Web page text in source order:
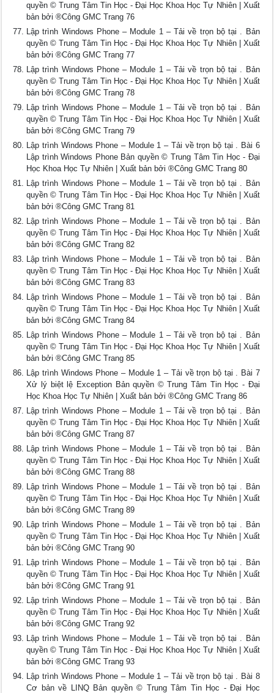
quyền © Trung Tâm Tin Học - Đại Học Khoa Học Tự Nhiên | Xuất
bản bởi ®Công GMC Trang 76
Lập trình Windows Phone – Module 1 – Tải về trọn bộ tại . Bản
quyền © Trung Tâm Tin Học - Đại Học Khoa Học Tự Nhiên | Xuất
bản bởi ®Công GMC Trang 77
Lập trình Windows Phone – Module 1 – Tải về trọn bộ tại . Bản
quyền © Trung Tâm Tin Học - Đại Học Khoa Học Tự Nhiên | Xuất
bản bởi ®Công GMC Trang 78
Lập trình Windows Phone – Module 1 – Tải về trọn bộ tại . Bản
quyền © Trung Tâm Tin Học - Đại Học Khoa Học Tự Nhiên | Xuất
bản bởi ®Công GMC Trang 79
Lập trình Windows Phone – Module 1 – Tải về trọn bộ tại . Bài 6
Lập trình Windows Phone Bản quyền © Trung Tâm Tin Học - Đại
Học Khoa Học Tự Nhiên | Xuất bản bởi ®Công GMC Trang 80
Lập trình Windows Phone – Module 1 – Tải về trọn bộ tại . Bản
quyền © Trung Tâm Tin Học - Đại Học Khoa Học Tự Nhiên | Xuất
bản bởi ®Công GMC Trang 81
Lập trình Windows Phone – Module 1 – Tải về trọn bộ tại . Bản
quyền © Trung Tâm Tin Học - Đại Học Khoa Học Tự Nhiên | Xuất
bản bởi ®Công GMC Trang 82
Lập trình Windows Phone – Module 1 – Tải về trọn bộ tại . Bản
quyền © Trung Tâm Tin Học - Đại Học Khoa Học Tự Nhiên | Xuất
bản bởi ®Công GMC Trang 83
Lập trình Windows Phone – Module 1 – Tải về trọn bộ tại . Bản
quyền © Trung Tâm Tin Học - Đại Học Khoa Học Tự Nhiên | Xuất
bản bởi ®Công GMC Trang 84
Lập trình Windows Phone – Module 1 – Tải về trọn bộ tại . Bản
quyền © Trung Tâm Tin Học - Đại Học Khoa Học Tự Nhiên | Xuất
bản bởi ®Công GMC Trang 85
Lập trình Windows Phone – Module 1 – Tải về trọn bộ tại . Bài 7
Xử lý biệt lệ Exception Bản quyền © Trung Tâm Tin Học - Đại
Học Khoa Học Tự Nhiên | Xuất bản bởi ®Công GMC Trang 86
Lập trình Windows Phone – Module 1 – Tải về trọn bộ tại . Bản
quyền © Trung Tâm Tin Học - Đại Học Khoa Học Tự Nhiên | Xuất
bản bởi ®Công GMC Trang 87
Lập trình Windows Phone – Module 1 – Tải về trọn bộ tại . Bản
quyền © Trung Tâm Tin Học - Đại Học Khoa Học Tự Nhiên | Xuất
bản bởi ®Công GMC Trang 88
Lập trình Windows Phone – Module 1 – Tải về trọn bộ tại . Bản
quyền © Trung Tâm Tin Học - Đại Học Khoa Học Tự Nhiên | Xuất
bản bởi ®Công GMC Trang 89
Lập trình Windows Phone – Module 1 – Tải về trọn bộ tại . Bản
quyền © Trung Tâm Tin Học - Đại Học Khoa Học Tự Nhiên | Xuất
bản bởi ®Công GMC Trang 90
Lập trình Windows Phone – Module 1 – Tải về trọn bộ tại . Bản
quyền © Trung Tâm Tin Học - Đại Học Khoa Học Tự Nhiên | Xuất
bản bởi ®Công GMC Trang 91
Lập trình Windows Phone – Module 1 – Tải về trọn bộ tại . Bản
quyền © Trung Tâm Tin Học - Đại Học Khoa Học Tự Nhiên | Xuất
bản bởi ®Công GMC Trang 92
Lập trình Windows Phone – Module 1 – Tải về trọn bộ tại . Bản
quyền © Trung Tâm Tin Học - Đại Học Khoa Học Tự Nhiên | Xuất
bản bởi ®Công GMC Trang 93
Lập trình Windows Phone – Module 1 – Tải về trọn bộ tại . Bài 8
Cơ bản về LINQ Bản quyền © Trung Tâm Tin Học - Đại Học